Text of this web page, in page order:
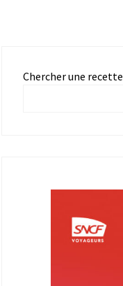
Chercher une recette